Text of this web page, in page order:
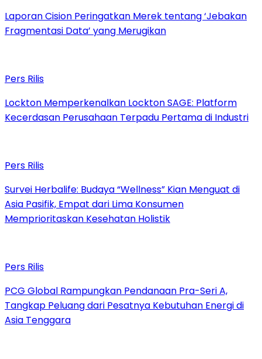
Laporan Cision Peringatkan Merek tentang ‘Jebakan
Fragmentasi Data’ yang Merugikan
Pers Rilis
Lockton Memperkenalkan Lockton SAGE: Platform
Kecerdasan Perusahaan Terpadu Pertama di Industri
Pers Rilis
Survei Herbalife: Budaya “Wellness” Kian Menguat di
Asia Pasifik, Empat dari Lima Konsumen
Memprioritaskan Kesehatan Holistik
Pers Rilis
PCG Global Rampungkan Pendanaan Pra-Seri A,
Tangkap Peluang dari Pesatnya Kebutuhan Energi di
Asia Tenggara